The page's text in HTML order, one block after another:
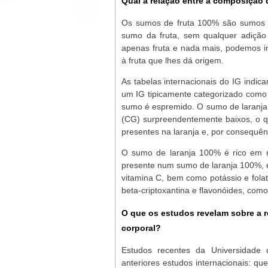
Os sumos de fruta 100% são
sumo da fruta, sem qualquer
apenas fruta e nada mais, podemos
à fruta que lhes dá origem.
As tabelas internacionais do IG
um IG tipicamente categorizado
sumo é espremido. O sumo de
(CG) surpreendentemente baixos, o
presentes na laranja e, por
O sumo de laranja 100% é rico em
presente num sumo de laranja
vitamina C, bem como potássio e
beta-criptoxantina e flavonóides,
O que os estudos revelam sobre a
corporal?
Estudos recentes da
anteriores estudos internacionais: